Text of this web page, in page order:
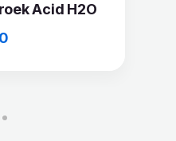
Acid H2O
Huidige